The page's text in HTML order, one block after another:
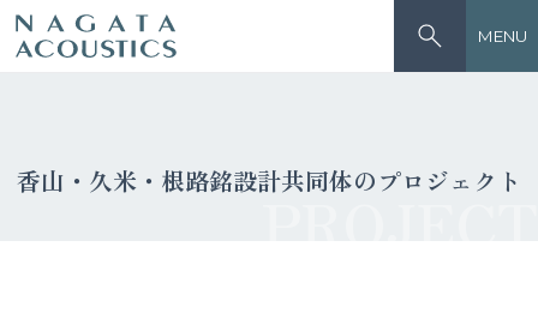
MENU
香山・久米・根路銘設計共同体のプロジェクト
PROJECT